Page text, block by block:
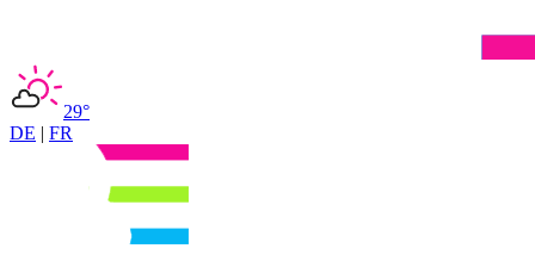
29°
DE | FR